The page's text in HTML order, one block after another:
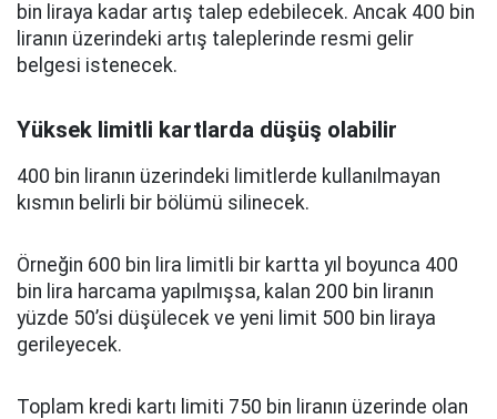
bin liraya kadar artış talep edebilecek. Ancak 400 bin
liranın üzerindeki artış taleplerinde resmi gelir
belgesi istenecek.
Yüksek limitli kartlarda düşüş olabilir
400 bin liranın üzerindeki limitlerde kullanılmayan
kısmın belirli bir bölümü silinecek.
Örneğin 600 bin lira limitli bir kartta yıl boyunca 400
bin lira harcama yapılmışsa, kalan 200 bin liranın
yüzde 50’si düşülecek ve yeni limit 500 bin liraya
gerileyecek.
Toplam kredi kartı limiti 750 bin liranın üzerinde olan